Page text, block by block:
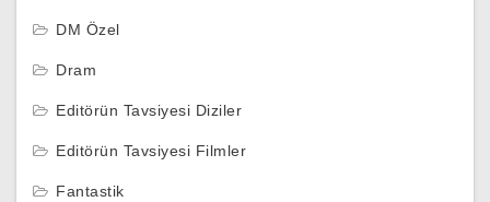
DM Özel
Dram
Editörün Tavsiyesi Diziler
Editörün Tavsiyesi Filmler
Fantastik